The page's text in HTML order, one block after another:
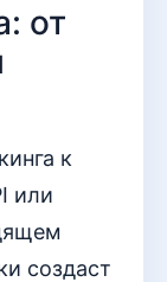
от
к
или
создаст